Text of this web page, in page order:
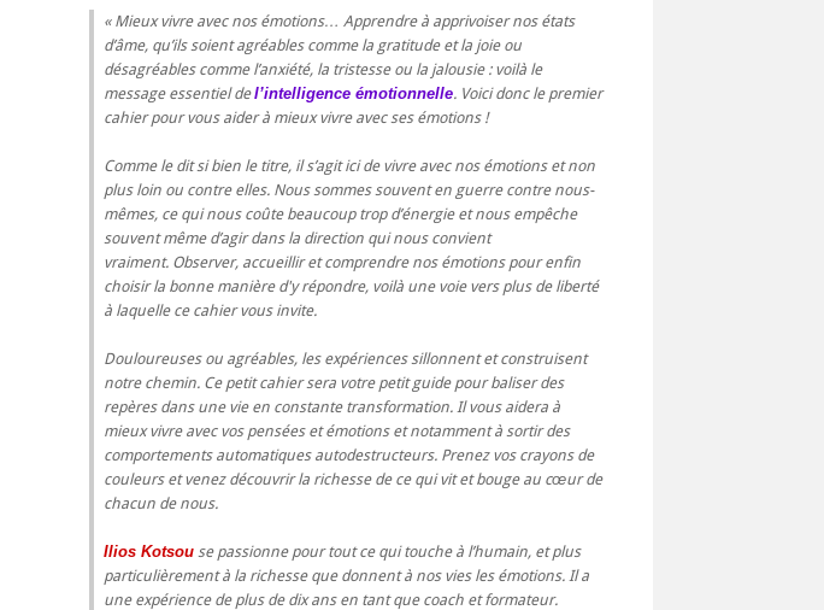
Mieux vivre avec nos émotions… Apprendre à apprivoiser nos états
d’âme, qu’ils soient agréables comme la gratitude et la joie ou
désagréables comme l’anxiété, la tristesse ou la jalousie : voilà le
message essentiel del’intelligence émotionnelle. Voici donc le premier
cahier pour vous aider à mieux vivre avec ses émotions !
Comme le dit si bien le titre, il s’agit ici de vivre avec nos émotions et non
plus loin ou contre elles. Nous sommes souvent en guerre contre nous-
mêmes, ce qui nous coûte beaucoup trop d’énergie et nous empêche
souvent même d’agir dans la direction qui nous convient
vraiment. Observer, accueillir et comprendre nos émotions pour enfin
choisir la bonne manière d'y répondre, voilà une voie vers plus de liberté
à laquelle ce cahier vous invite.
Douloureuses ou agréables, les expériences sillonnent et construisent
notre chemin. Ce petit cahier sera votre petit guide pour baliser des
repères dans une vie en constante transformation. Il vous aidera à
mieux vivre avec vos pensées et émotions et notamment à sortir des
comportements automatiques autodestructeurs. Prenez vos crayons de
couleurs et venez découvrir la richesse de ce qui vit et bouge au cœur de
chacun de nous.
Ilios Kotsou se passionne pour tout ce qui touche à l’humain, et plus
particulièrement à la richesse que donnent à nos vies les émotions. Il a
une expérience de plus de dix ans en tant que coach et formateur.